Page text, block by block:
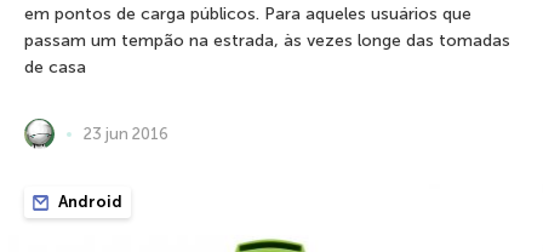
em pontos de carga públicos. Para aqueles usuários que
passam um tempão na estrada, às vezes longe das tomadas
de casa
23 jun 2016
Android